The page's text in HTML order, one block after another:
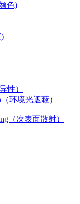
色)
)
性）
环境光遮蔽）
（次表面散射）